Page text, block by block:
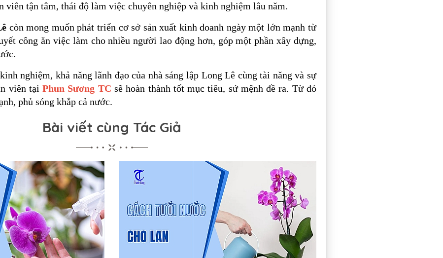
viên tận tâm, thái độ làm việc chuyên nghiệp và kinh nghiệm lâu năm.
còn mong muốn phát triển cơ sở sản xuất kinh doanh ngày một lớn mạnh từ
công ăn việc làm cho nhiều người lao động hơn, góp một phần xây dựng,
nghiệm, khả năng lãnh đạo của nhà sáng lập Long Lê cùng tài năng và sự
viên tạiPhun Sương TC sẽ hoàn thành tốt mục tiêu, sứ mệnh đề ra. Từ đó
phủ sóng khắp cả nước.
Bài viết cùng Tác Giả